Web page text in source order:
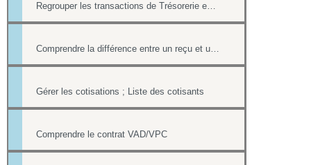
Regrouper les transactions de Trésorerie en LOTS
Comprendre la différence entre un reçu et une facture
Gérer les cotisations ; Liste des cotisants
Comprendre le contrat VAD/VPC